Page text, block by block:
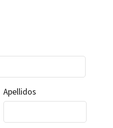
Apellidos